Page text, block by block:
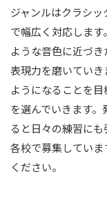
ジャンルはクラシ
で幅広く対応しま
ような音色に近づ
表現力を磨いてい
ようになることを
を選んでいきます
ると日々の練習に
各校で募集してい
ください。